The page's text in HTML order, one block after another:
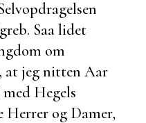
Saa lidet
om
at jeg nitten Aar
Hegels
Herrer og Damer,